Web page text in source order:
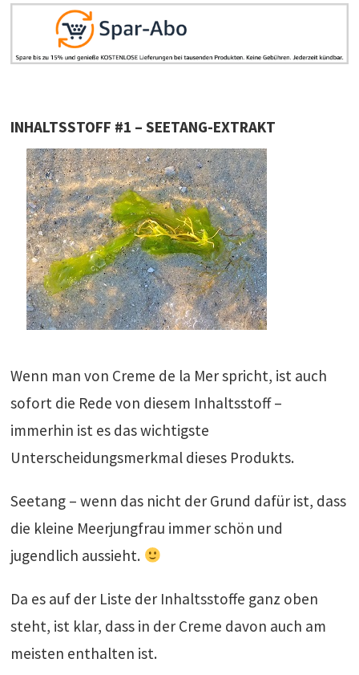
INHALTSSTOFF #1 – SEETANG-EXTRAKT
Wenn man von Creme de la Mer spricht, ist auch
sofort die Rede von diesem Inhaltsstoff –
immerhin ist es das wichtigste
Unterscheidungsmerkmal dieses Produkts.
Seetang – wenn das nicht der Grund dafür ist, dass
die kleine Meerjungfrau immer schön und
jugendlich aussieht.
Da es auf der Liste der Inhaltsstoffe ganz oben
steht, ist klar, dass in der Creme davon auch am
meisten enthalten ist.